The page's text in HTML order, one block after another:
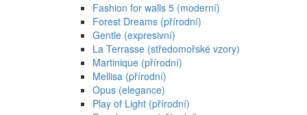
Fashion for walls 5 (moderní)
Forest Dreams (přírodní)
Gentle (expresivní)
La Terrasse (středomořské vzory)
Martinique (přírodní)
Mellisa (přírodní)
Opus (elegance)
Play of Light (přírodní)